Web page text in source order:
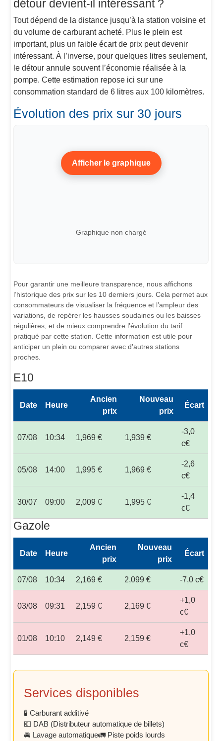
détour devient-il intéressant ?
Tout dépend de la distance jusqu’à la station voisine et
du volume de carburant acheté. Plus le plein est
important, plus un faible écart de prix peut devenir
intéressant. À l’inverse, pour quelques litres seulement,
le détour annule souvent l’économie réalisée à la
pompe. Cette estimation repose ici sur une
consommation standard de 6 litres aux 100 kilomètres.
Évolution des prix sur 30 jours
Afficher le graphique
Graphique non chargé
Pour garantir une meilleure transparence, nous affichons
l’historique des prix sur les 10 derniers jours. Cela permet aux
consommateurs de visualiser la fréquence et l’ampleur des
variations, de repérer les hausses soudaines ou les baisses
régulières, et de mieux comprendre l’évolution du tarif
pratiqué par cette station. Cette information est utile pour
anticiper un plein ou comparer avec d'autres stations
proches.
E10
Date Heure
Ancien
prix
Nouveau
prix
Écart
07/08 10:34 1,969 € 1,939 €
-3,0
c€
05/08 14:00 1,995 € 1,969 €
-2,6
c€
30/07 09:00 2,009 € 1,995 €
-1,4
c€
Gazole
Date Heure
Ancien
prix
Nouveau
prix
Écart
07/08 10:34 2,169 € 2,099 € -7,0 c€
03/08 09:31 2,159 € 2,169 €
+1,0
c€
01/08 10:10 2,149 € 2,159 €
+1,0
c€
Services disponibles
🧪 Carburant additivé
💶 DAB (Distributeur automatique de billets)
🚘 Lavage automatique🚛 Piste poids lourds